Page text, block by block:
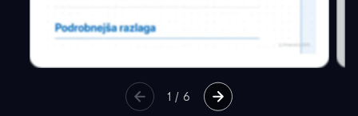
1 /6